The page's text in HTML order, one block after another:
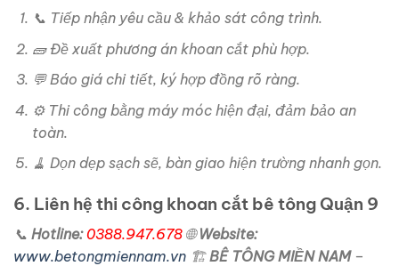
📞 Tiếp nhận yêu cầu & khảo sát công trình.
🧱 Đề xuất phương án khoan cắt phù hợp.
💬 Báo giá chi tiết, ký hợp đồng rõ ràng.
⚙️ Thi công bằng máy móc hiện đại, đảm bảo an
toàn.
🧹 Dọn dẹp sạch sẽ, bàn giao hiện trường nhanh gọn.
6. Liên hệ thi công khoan cắt bê tông Quận 9
📞 Hotline: 0388.947.678 🌐Website:
www.betongmiennam.vn 🏗️BÊ TÔNG MIỀN NAM–